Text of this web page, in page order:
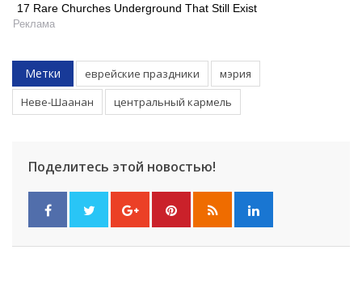
17 Rare Churches Underground That Still Exist
Реклама
Метки еврейские праздники
мэрия
Неве-Шаанан
центральный кармель
Поделитесь этой новостью!